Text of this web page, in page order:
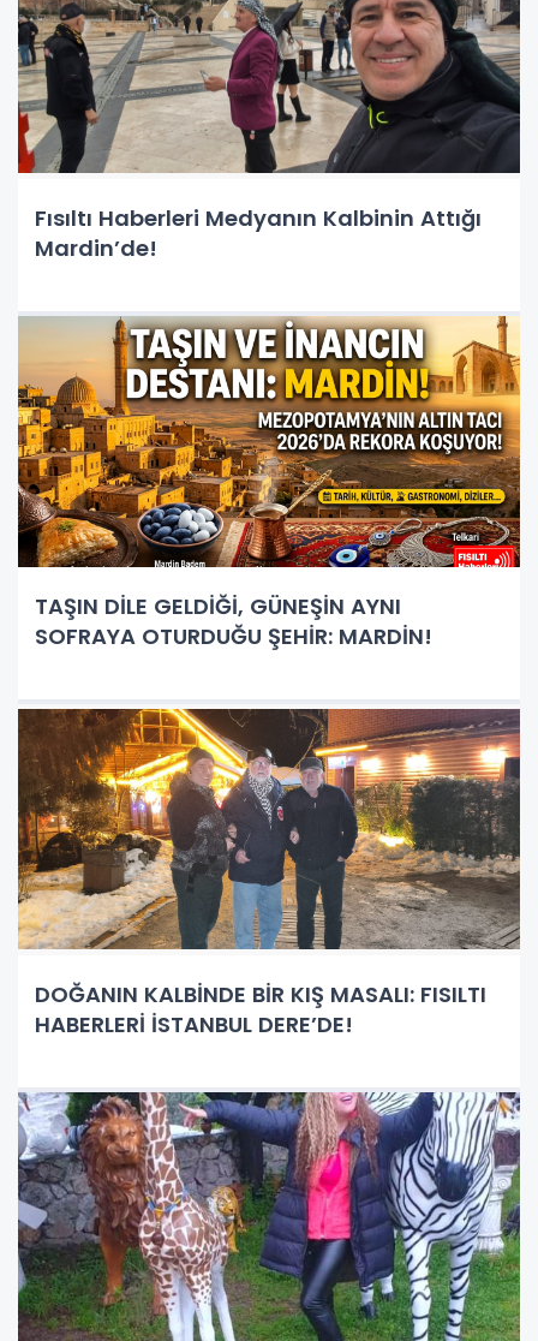
Fısıltı Haberleri Medyanın Kalbinin Attığı
Mardin’de!
TAŞIN DİLE GELDİĞİ, GÜNEŞİN AYNI
SOFRAYA OTURDUĞU ŞEHİR: MARDİN!
DOĞANIN KALBİNDE BİR KIŞ MASALI: FISILTI
HABERLERİ İSTANBUL DERE’DE!